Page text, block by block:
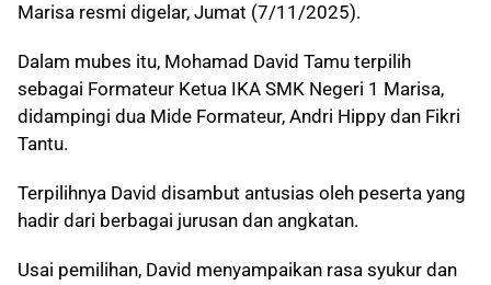
Marisa resmi digelar, Jumat (7/11/2025).
Dalam mubes itu, Mohamad David Tamu terpilih
sebagai Formateur Ketua IKA SMK Negeri 1 Marisa,
didampingi dua Mide Formateur, Andri Hippy dan Fikri
Tantu.
Terpilihnya David disambut antusias oleh peserta yang
hadir dari berbagai jurusan dan angkatan.
Usai pemilihan, David menyampaikan rasa syukur dan